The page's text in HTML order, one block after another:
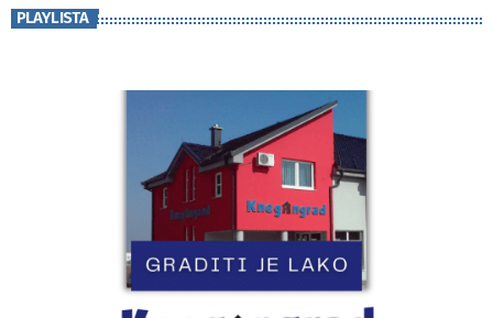
PLAYLISTA